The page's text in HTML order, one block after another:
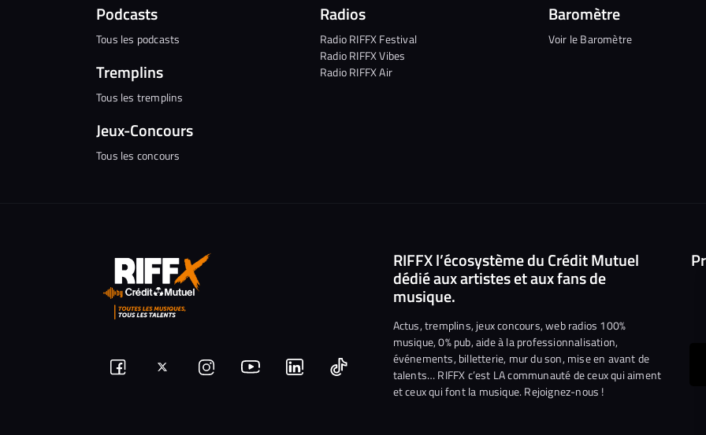
Podcasts
Tous les podcasts
Tremplins
Tous les tremplins
Jeux-Concours
Tous les concours
Radios
Radio RIFFX Festival
Radio RIFFX Vibes
Radio RIFFX Air
Baromètre
Voir le Baromètre
Suivez-Suivez-Nous
NousNous Nous
RIFFX l’écosystème du Crédit Mutuel
dédié aux artistes et aux fans de
musique.
Actus, tremplins, jeux concours, web radios 100%
musique, 0% pub, aide à la professionnalisation,
événements, billetterie, mur du son, mise en avant de
talents… RIFFX c’est LA communauté de ceux qui aiment
et ceux qui font la musique. Rejoignez-nous !